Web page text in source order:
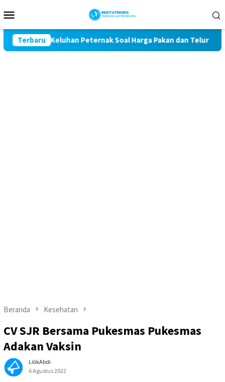
ke
Mobile
Terbaru
Kawal Keluhan Peternak Soal Harga Pakan dan Telur
Beranda Kesehatan
CV SJR Bersama Pukesmas Pukesmas
Adakan Vaksin
LilikAbdi
6 Agustus 2022